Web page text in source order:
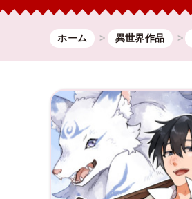
ホーム 異世界作品